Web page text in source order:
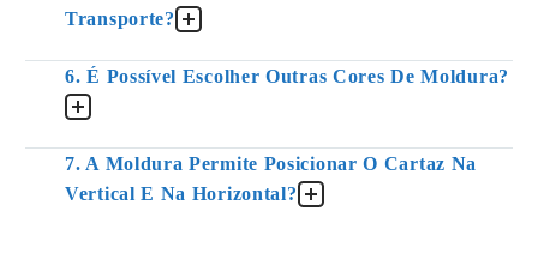
Transporte?
6. É Possível Escolher Outras Cores De Moldura?
7. A Moldura Permite Posicionar O Cartaz Na
Vertical E Na Horizontal?